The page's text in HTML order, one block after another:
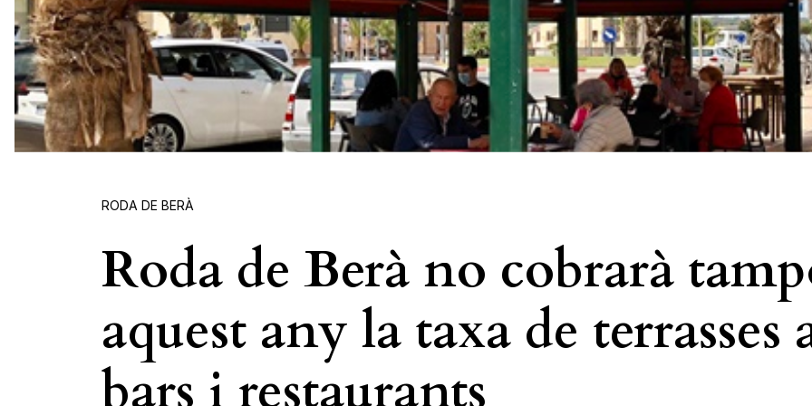
RODA DE BERÀ
Roda de Berà no cobrarà
aquest any la taxa de terrasses
bars i restaurants